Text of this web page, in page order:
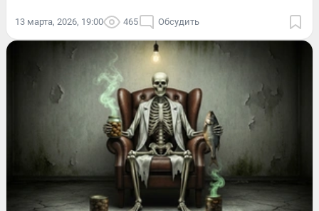
13 марта, 2026, 19:00 465 Обсудить